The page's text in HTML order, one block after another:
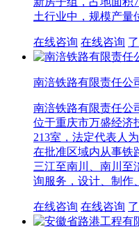
土行业中，规模产量
在线咨询 在线咨询
南涪铁路有限责任公
南涪铁路有限责任公
位于重庆市万盛经济
213室，法定代表人
在批准区域内从事铁
三江至南川、南川至
询服务，设计、制作
在线咨询 在线咨询